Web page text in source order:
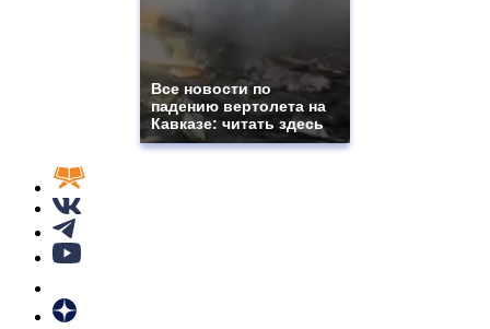
Все новости по
падению вертолета на
Кавказе: читать здесь